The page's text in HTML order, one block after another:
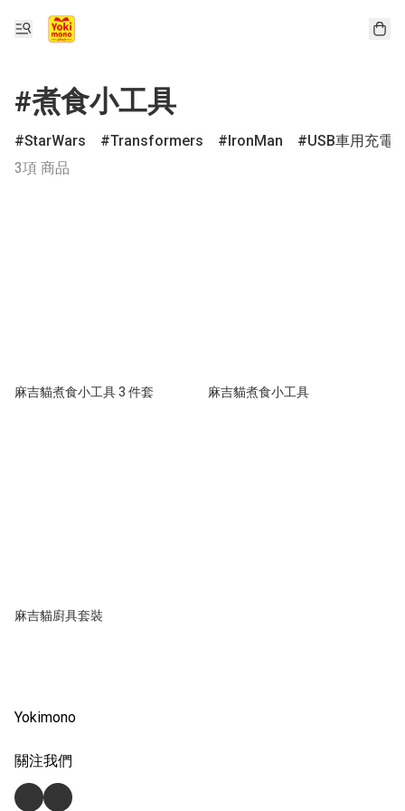
#煮食小工具
StarWars Transformers IronMan
USB車用充電
3項 商品
麻吉貓煮食小工具 3 件套 麻吉貓煮食小工具
麻吉貓廚具套裝
Yokimono
關注我們